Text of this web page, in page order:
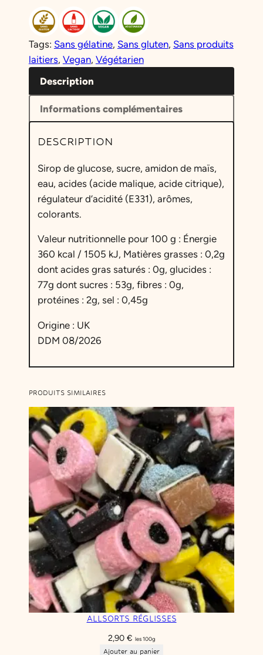
Tags: Sans gélatine, Sans gluten, Sans produits
laitiers, Vegan, Végétarien
Description
Informations complémentaires
DESCRIPTION
Sirop de glucose, sucre, amidon de maïs,
eau, acides (acide malique, acide citrique),
régulateur d’acidité (E331), arômes,
colorants.
Valeur nutritionnelle pour 100 g : Énergie
360 kcal / 1505 kJ, Matières grasses : 0,2g
dont acides gras saturés : 0g, glucides :
77g dont sucres : 53g, fibres : 0g,
protéines : 2g, sel : 0,45g
Origine : UK
DDM 08/2026
PRODUITS SIMILAIRES
ALLSORTS RÉGLISSES
2,90 € les 100g
Ajouter au panier